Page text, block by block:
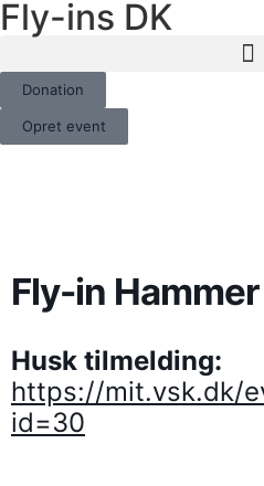
Fly-ins DK
Donation
Opret event
Fly-in Hammer
Husk tilmelding:
https://mit.vsk.dk/
id=30